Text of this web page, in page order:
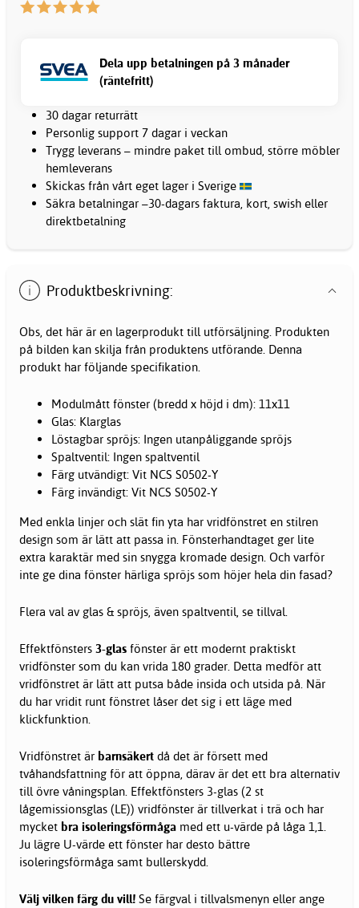
Dela upp betalningen på 3 månader
(räntefritt)
30 dagar returrätt
Personlig support 7 dagar i veckan
Trygg leverans – mindre paket till ombud, större möbler
hemleverans
Skickas från vårt eget lager i Sverige
Säkra betalningar –30-dagars faktura, kort, swish eller
direktbetalning
Produktbeskrivning:
Obs, det här är en lagerprodukt till utförsäljning. Produkten
på bilden kan skilja från produktens utförande. Denna
produkt har följande specifikation.
Modulmått fönster (bredd x höjd i dm): 11x11
Glas: Klarglas
Löstagbar spröjs: Ingen utanpåliggande spröjs
Spaltventil: Ingen spaltventil
Färg utvändigt: Vit NCS S0502-Y
Färg invändigt: Vit NCS S0502-Y
Med enkla linjer och slät fin yta har vridfönstret en stilren
design som är lätt att passa in. Fönsterhandtaget ger lite
extra karaktär med sin snygga kromade design. Och varför
inte ge dina fönster härliga spröjs som höjer hela din fasad?
Flera val av glas & spröjs, även spaltventil, se tillval.
Effektfönsters 3-glas fönster är ett modernt praktiskt
vridfönster som du kan vrida 180 grader. Detta medför att
vridfönstret är lätt att putsa både insida och utsida på. När
du har vridit runt fönstret låser det sig i ett läge med
klickfunktion.
Vridfönstret är barnsäkert då det är försett med
tvåhandsfattning för att öppna, därav är det ett bra alternativ
till övre våningsplan. Effektfönsters 3-glas (2 st
lågemissionsglas (LE)) vridfönster är tillverkat i trä och har
mycket bra isoleringsförmåga med ett u-värde på låga 1,1.
Ju lägre U-värde ett fönster har desto bättre
isoleringsförmåga samt bullerskydd.
Välj vilken färg du vill! Se färgval i tillvalsmenyn eller ange